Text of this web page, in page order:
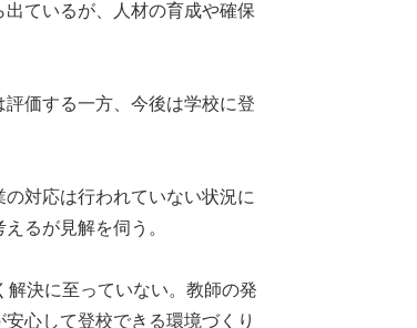
ているが、人材の育成や確保
価する一方、今後は学校に登
対応は行われていない状況に
るが見解を伺う。
決に至っていない。教師の発
心して登校できる環境づくり